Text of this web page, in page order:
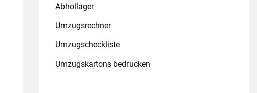
Abhollager
Umzugsrechner
Umzugscheckliste
Umzugskartons bedrucken